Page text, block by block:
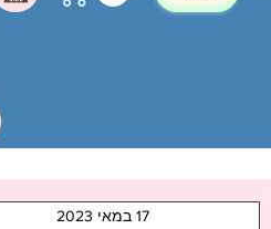
17 במאי 2023